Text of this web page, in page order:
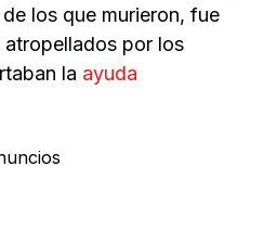
los que murieron, fue
atropellados por los
la ayuda